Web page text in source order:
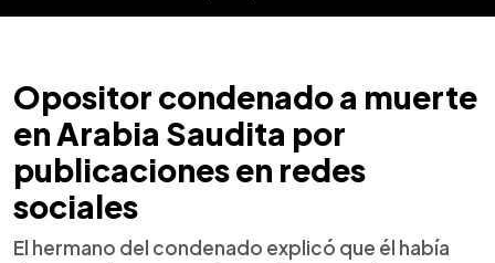
Opositor condenado a muerte
en Arabia Saudita por
publicaciones en redes
sociales
El hermano del condenado explicó que él había